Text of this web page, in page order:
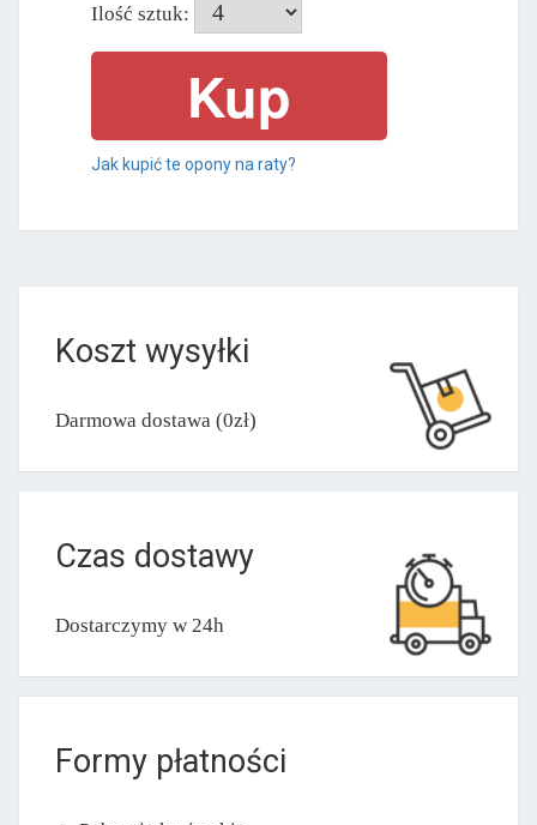
Ilość sztuk:
Jak kupić te opony na raty?
Koszt wysyłki
Darmowa dostawa (0zł)
Czas dostawy
Dostarczymy w 24h
Formy płatności